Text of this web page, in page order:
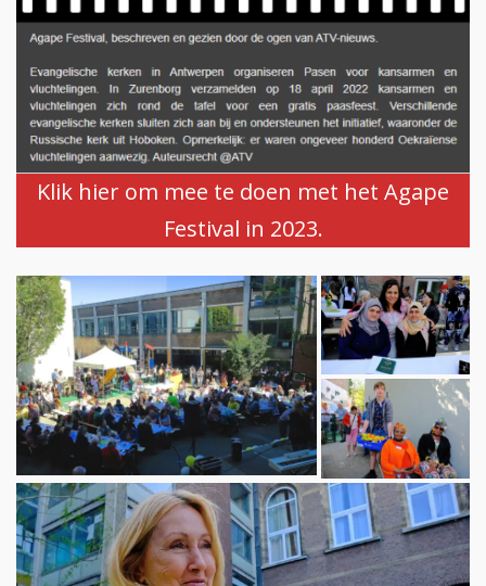
Klik hier om mee te doen met het Agape
Festival in 2023.